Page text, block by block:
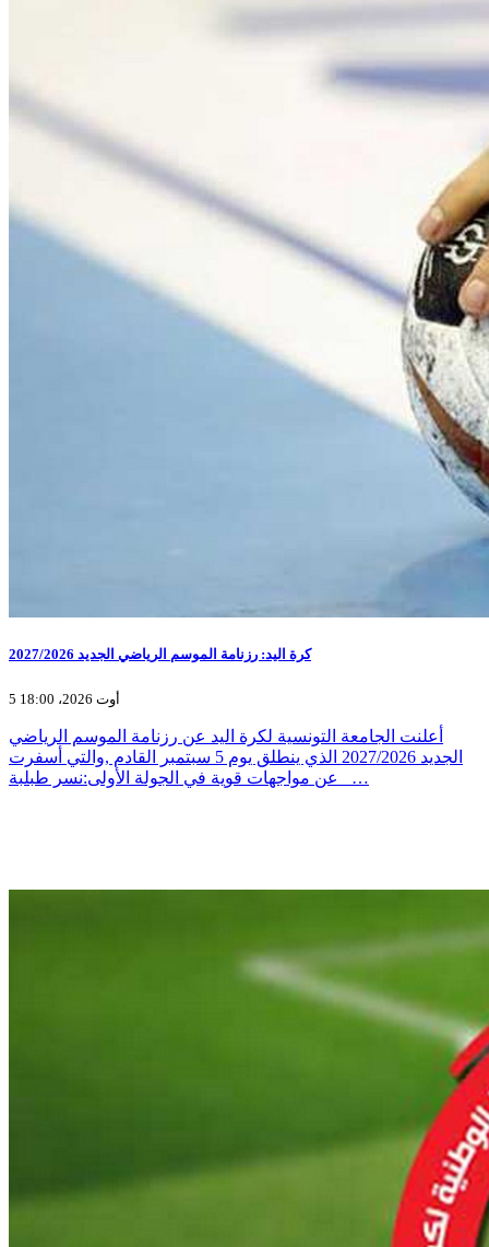
كرة اليد: رزنامة الموسم الرياضي الجديد 2027/2026
5 أوت 2026، 18:00
أعلنت الجامعة التونسية لكرة اليد عن رزنامة الموسم الرياضي
الجديد 2027/2026 الذي ينطلق يوم 5 سبتمبر القادم ,والتي أسفرت
عن مواجهات قوية في الجولة الأولى:نسر طبلبة _…